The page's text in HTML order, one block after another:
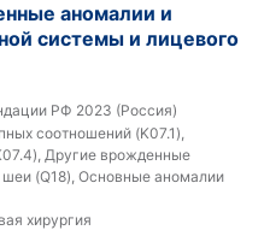
аномалии и
системы и лицевого
РФ 2023 (Россия)
соотношений (K07.1),
Другие врожденные
(Q18), Основные аномалии
хирургия